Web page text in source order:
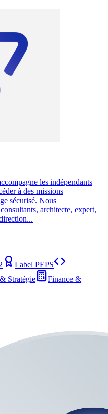
les indépendants
à des missions
sécurisé. Nous
architecte, expert,
Label PEPS
Stratégie
Finance &